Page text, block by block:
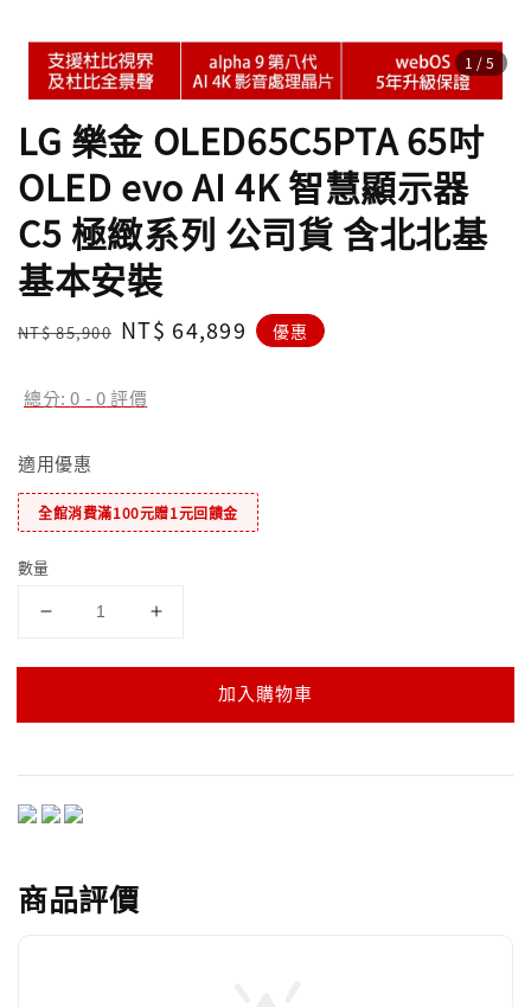
1 /5
LG 樂金 OLED65C5PTA 65吋
OLED evo AI 4K 智慧顯示器
C5 極緻系列 公司貨 含北北基
基本安裝
Regular
NT$ 85,900 Sale
NT$ 64,899 優惠
總分:0 -0評價
適用優惠
全館消費滿100元贈1元回饋金
數量
加入購物車
商品評價